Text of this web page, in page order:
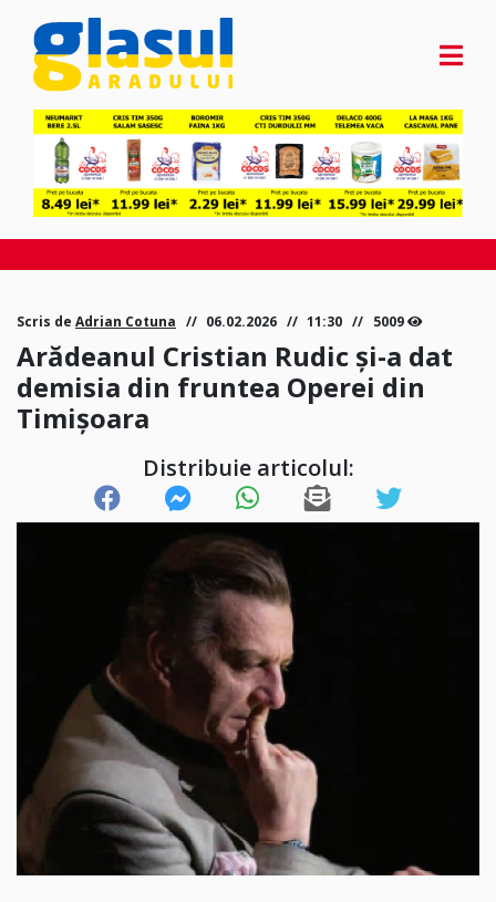
Scris de Adrian Cotuna 06.02.2026 11:30 5009
Arădeanul Cristian Rudic și-a dat
demisia din fruntea Operei din
Timișoara
Distribuie articolul: